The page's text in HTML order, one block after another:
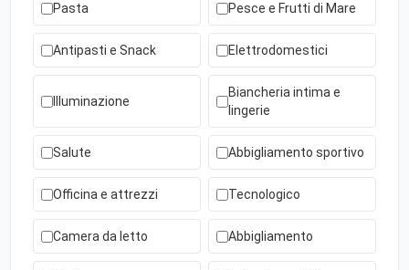
Pasta Pesce e Frutti di Mare
Antipasti e Snack Elettrodomestici
Illuminazione
Biancheria intima e
lingerie
Salute Abbigliamento sportivo
Officina e attrezzi Tecnologico
Camera da letto Abbigliamento